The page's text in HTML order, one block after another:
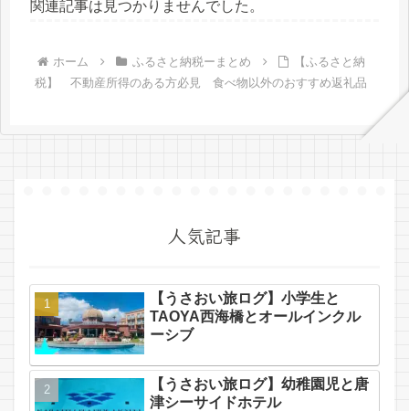
関連記事は見つかりませんでした。
ホーム ふるさと納税ーまとめ
【ふるさと納
税】 不動産所得のある方必見 食べ物以外のおすすめ返礼品
人気記事
【うさおい旅ログ】小学生と
TAOYA西海橋とオールインクル
ーシブ
【うさおい旅ログ】幼稚園児と唐
津シーサイドホテル